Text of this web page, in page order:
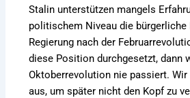
Stalin unterstützen mangels
politischem Niveau die
Regierung nach der
diese Position durchgesetzt, dann
Oktoberrevolution nie passiert.
aus, um später nicht den Kopf zu